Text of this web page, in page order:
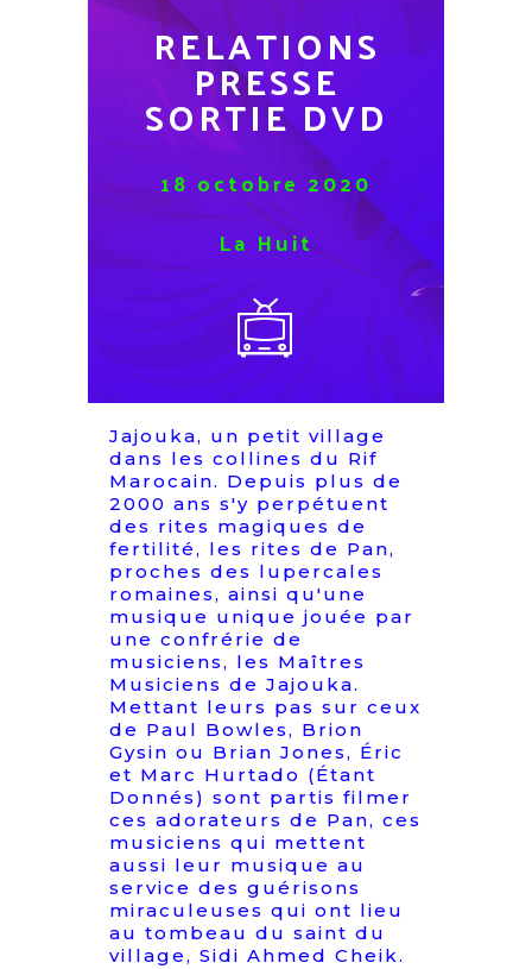
RELATIONS
PRESSE
SORTIE DVD
18 octobre 2020
La Huit
Jajouka, un petit village
dans les collines du Rif
Marocain. Depuis plus de
2000 ans s'y perpétuent
des rites magiques de
fertilité, les rites de Pan,
proches des lupercales
romaines, ainsi qu'une
musique unique jouée par
une confrérie de
musiciens, les Maîtres
Musiciens de Jajouka.
Mettant leurs pas sur ceux
de Paul Bowles, Brion
Gysin ou Brian Jones, Éric
et Marc Hurtado (Étant
Donnés) sont partis filmer
ces adorateurs de Pan, ces
musiciens qui mettent
aussi leur musique au
service des guérisons
miraculeuses qui ont lieu
au tombeau du saint du
village, Sidi Ahmed Cheik.